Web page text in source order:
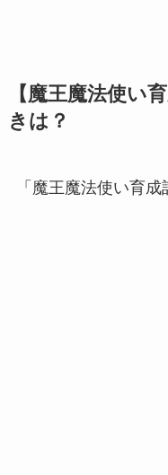
【魔王魔法使い
きは？
「魔王魔法使い育